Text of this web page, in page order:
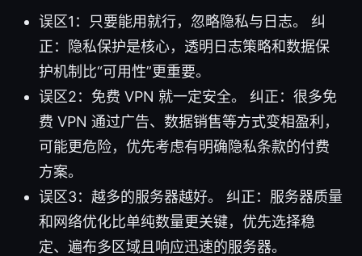
误区1：只要能用就行，忽略隐私与日志。 纠
正：隐私保护是核心，透明日志策略和数据保
护机制比“可用性”更重要。
误区2：免费 VPN 就一定安全。 纠正：很多免
费 VPN 通过广告、数据销售等方式变相盈利，
可能更危险，优先考虑有明确隐私条款的付费
方案。
误区3：越多的服务器越好。 纠正：服务器质量
和网络优化比单纯数量更关键，优先选择稳
定、遍布多区域且响应迅速的服务器。